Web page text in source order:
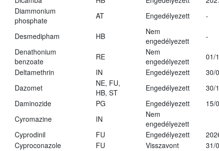
Diammonium
phosphate
AT Engedélyezett -
Desmedipham HB
Nem
engedélyezett
-
Denathonium
benzoate
RE
Nem
engedélyezett
01/
Deltamethrin
IN Engedélyezett
30/
Dazomet
NE, FU,
HB, ST
Engedélyezett
30/
Daminozide
PG Engedélyezett
15/
Cyromazine
IN
Nem
engedélyezett
Cyprodinil
FU Engedélyezett
Cyproconazole
FU Visszavont
31/